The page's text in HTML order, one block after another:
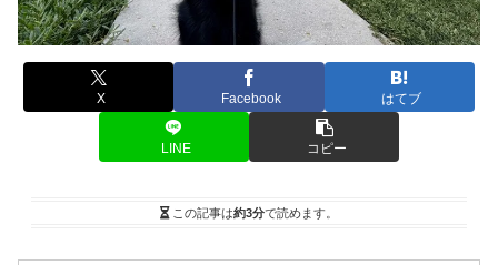
X Facebook はてブ
LINE コピー
この記事は約3分で読めます。